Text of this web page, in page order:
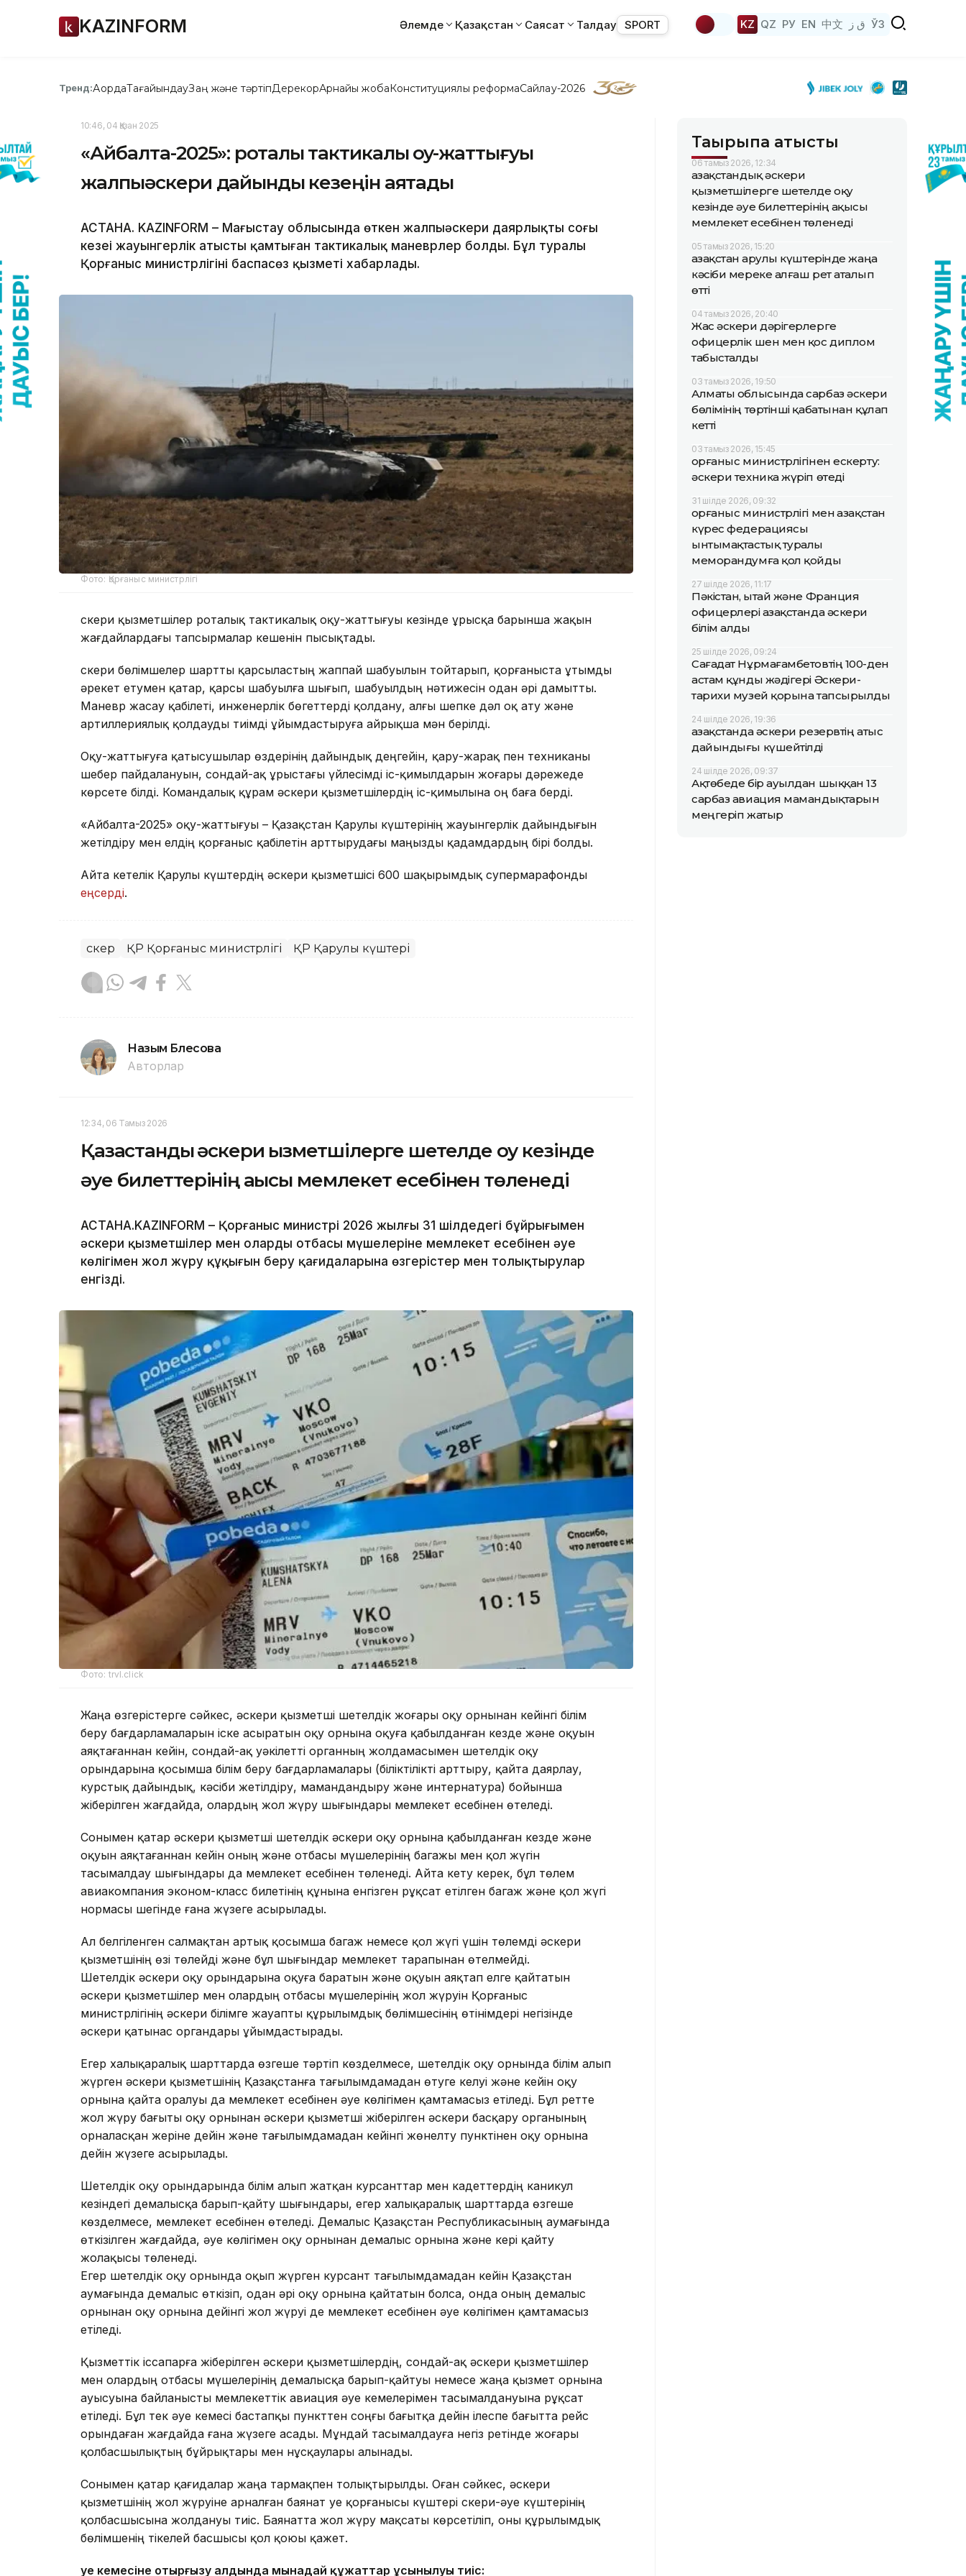
KAZINFORM Әлемде Қазақстан Саясат Талдау SPORT KZ QZ РУ EN 中文 ق ز ЎЗ
Тренд:АқордаТағайындауЗаң және тәртіпДерекқорАрнайы жобаКонституциялық реформаСайлау-2026
10:46, 04 Қазан 2025
«Айбалта-2025»: роталық тактикалық оқу-жаттығуы
жалпыәскери дайындық кезеңін аяқтады
АСТАНА. KAZINFORM – Маңғыстау облысында өткен жалпыәскери даярлықтың соңғы
кезеңі жауынгерлік атысты қамтыған тактикалық маневрлер болды. Бұл туралы
Қорғаныс министрлігінің баспасөз қызметі хабарлады.
Фото: Қорғаныс министрлігі
Әскери қызметшілер роталық тактикалық оқу-жаттығуы кезінде ұрысқа барынша жақын
жағдайлардағы тапсырмалар кешенін пысықтады.
Әскери бөлімшелер шартты қарсыластың жаппай шабуылын тойтарып, қорғаныста ұтымды
әрекет етумен қатар, қарсы шабуылға шығып, шабуылдың нәтижесін одан әрі дамытты.
Маневр жасау қабілеті, инженерлік бөгеттерді қолдану, алғы шепке дәл оқ ату және
артиллериялық қолдауды тиімді ұйымдастыруға айрықша мән берілді.
Оқу-жаттығуға қатысушылар өздерінің дайындық деңгейін, қару-жарақ пен техниканы
шебер пайдалануын, сондай-ақ ұрыстағы үйлесімді іс-қимылдарын жоғары дәрежеде
көрсете білді. Командалық құрам әскери қызметшілердің іс-қимылына оң баға берді.
«Айбалта-2025» оқу-жаттығуы – Қазақстан Қарулы күштерінің жауынгерлік дайындығын
жетілдіру мен елдің қорғаныс қабілетін арттырудағы маңызды қадамдардың бірі болды.
Айта кетелік Қарулы күштердің әскери қызметшісі 600 шақырымдық супермарафонды
еңсерді.
Әскер ҚР Қорғаныс министрлігі ҚР Қарулы күштері
Назым Бөлесова
Авторлар
12:34, 06 Тамыз 2026
Қазақстандық әскери қызметшілерге шетелде оқу кезінде
әуе билеттерінің ақысы мемлекет есебінен төленеді
АСТАНА.KAZINFORM – Қорғаныс министрі 2026 жылғы 31 шілдедегі бұйрығымен
әскери қызметшілер мен олардың отбасы мүшелеріне мемлекет есебінен әуе
көлігімен жол жүру құқығын беру қағидаларына өзгерістер мен толықтырулар
енгізді.
Фото: trvl.click
Жаңа өзгерістерге сәйкес, әскери қызметші шетелдік жоғары оқу орнынан кейінгі білім
беру бағдарламаларын іске асыратын оқу орнына оқуға қабылданған кезде және оқуын
аяқтағаннан кейін, сондай-ақ уәкілетті органның жолдамасымен шетелдік оқу
орындарына қосымша білім беру бағдарламалары (біліктілікті арттыру, қайта даярлау,
курстық дайындық, кәсіби жетілдіру, мамандандыру және интернатура) бойынша
жіберілген жағдайда, олардың жол жүру шығындары мемлекет есебінен өтеледі.
Сонымен қатар әскери қызметші шетелдік әскери оқу орнына қабылданған кезде және
оқуын аяқтағаннан кейін оның және отбасы мүшелерінің багажы мен қол жүгін
тасымалдау шығындары да мемлекет есебінен төленеді. Айта кету керек, бұл төлем
авиакомпания эконом-класс билетінің құнына енгізген рұқсат етілген багаж және қол жүгі
нормасы шегінде ғана жүзеге асырылады.
Ал белгіленген салмақтан артық қосымша багаж немесе қол жүгі үшін төлемді әскери
қызметшінің өзі төлейді және бұл шығындар мемлекет тарапынан өтелмейді.
Шетелдік әскери оқу орындарына оқуға баратын және оқуын аяқтап елге қайтатын
әскери қызметшілер мен олардың отбасы мүшелерінің жол жүруін Қорғаныс
министрлігінің әскери білімге жауапты құрылымдық бөлімшесінің өтінімдері негізінде
әскери қатынас органдары ұйымдастырады.
Егер халықаралық шарттарда өзгеше тәртіп көзделмесе, шетелдік оқу орнында білім алып
жүрген әскери қызметшінің Қазақстанға тағылымдамадан өтуге келуі және кейін оқу
орнына қайта оралуы да мемлекет есебінен әуе көлігімен қамтамасыз етіледі. Бұл ретте
жол жүру бағыты оқу орнынан әскери қызметші жіберілген әскери басқару органының
орналасқан жеріне дейін және тағылымдамадан кейінгі жөнелту пунктінен оқу орнына
дейін жүзеге асырылады.
Шетелдік оқу орындарында білім алып жатқан курсанттар мен кадеттердің каникул
кезіндегі демалысқа барып-қайту шығындары, егер халықаралық шарттарда өзгеше
көзделмесе, мемлекет есебінен өтеледі. Демалыс Қазақстан Республикасының аумағында
өткізілген жағдайда, әуе көлігімен оқу орнынан демалыс орнына және кері қайту
жолақысы төленеді.
Егер шетелдік оқу орнында оқып жүрген курсант тағылымдамадан кейін Қазақстан
аумағында демалыс өткізіп, одан әрі оқу орнына қайтатын болса, онда оның демалыс
орнынан оқу орнына дейінгі жол жүруі де мемлекет есебінен әуе көлігімен қамтамасыз
етіледі.
Қызметтік іссапарға жіберілген әскери қызметшілердің, сондай-ақ әскери қызметшілер
мен олардың отбасы мүшелерінің демалысқа барып-қайтуы немесе жаңа қызмет орнына
ауысуына байланысты мемлекеттік авиация әуе кемелерімен тасымалдануына рұқсат
етіледі. Бұл тек әуе кемесі бастапқы пункттен соңғы бағытқа дейін ілеспе бағытта рейс
орындаған жағдайда ғана жүзеге асады. Мұндай тасымалдауға негіз ретінде жоғары
қолбасшылықтың бұйрықтары мен нұсқаулары алынады.
Сонымен қатар қағидалар жаңа тармақпен толықтырылды. Оған сәйкес, әскери
қызметшінің жол жүруіне арналған баянат Әуе қорғанысы күштері Әскери-әуе күштерінің
қолбасшысына жолдануы тиіс. Баянатта жол жүру мақсаты көрсетіліп, оны құрылымдық
бөлімшенің тікелей басшысы қол қоюы қажет.
Әуе кемесіне отырғызу алдында мынадай құжаттар ұсынылуы тиіс:
Тақырыпқа қатысты
06 тамыз 2026, 12:34
Қазақстандық әскери
қызметшілерге шетелде оқу
кезінде әуе билеттерінің ақысы
мемлекет есебінен төленеді
05 тамыз 2026, 15:20
Қазақстан Қарулы күштерінде жаңа
кәсіби мереке алғаш рет аталып
өтті
04 тамыз 2026, 20:40
Жас әскери дәрігерлерге
офицерлік шен мен қос диплом
табысталды
03 тамыз 2026, 19:50
Алматы облысында сарбаз әскери
бөлімінің төртінші қабатынан құлап
кетті
03 тамыз 2026, 15:45
Қорғаныс министрлігінен ескерту:
әскери техника жүріп өтеді
31 шілде 2026, 09:32
Қорғаныс министрлігі мен Қазақстан
күрес федерациясы
ынтымақтастық туралы
меморандумға қол қойды
27 шілде 2026, 11:17
Пәкістан, Қытай және Франция
офицерлері Қазақстанда әскери
білім алды
25 шілде 2026, 09:24
Сағадат Нұрмағамбетовтің 100-ден
астам құнды жәдігері Әскери-
тарихи музей қорына тапсырылды
24 шілде 2026, 19:36
Қазақстанда әскери резервтің атыс
дайындығы күшейтілді
24 шілде 2026, 09:37
Ақтөбеде бір ауылдан шыққан 13
сарбаз авиация мамандықтарын
меңгеріп жатыр